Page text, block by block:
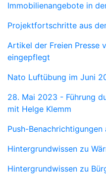
Immobilienangebote in
Projektfortschritte aus
Artikel der Freien Presse
eingepflegt
Nato Luftübung im Juni
28. Mai 2023 - Führung
mit Helge Klemm
Push-Benachrichtigungen
Hintergrundwissen zu
Hintergrundwissen zu